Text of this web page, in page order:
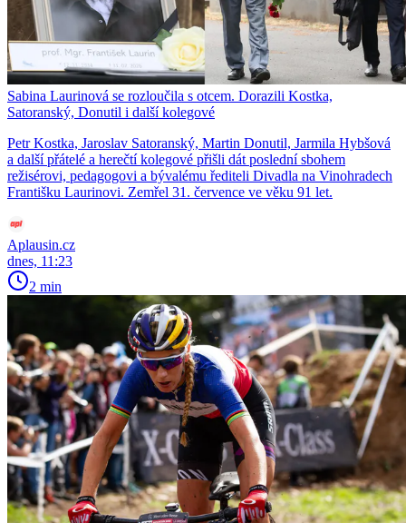
Sabina Laurinová se rozloučila s otcem. Dorazili Kostka,
Satoranský, Donutil i další kolegové
Petr Kostka, Jaroslav Satoranský, Martin Donutil, Jarmila Hybšová
a další přátelé a herečtí kolegové přišli dát poslední sbohem
režisérovi, pedagogovi a bývalému řediteli Divadla na Vinohradech
Františku Laurinovi. Zemřel 31. července ve věku 91 let.
Aplausin.cz
dnes, 11:23
2 min